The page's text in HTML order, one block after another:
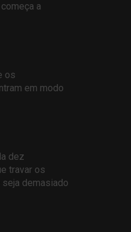
a
os
em modo
dez
travar os
demasiado